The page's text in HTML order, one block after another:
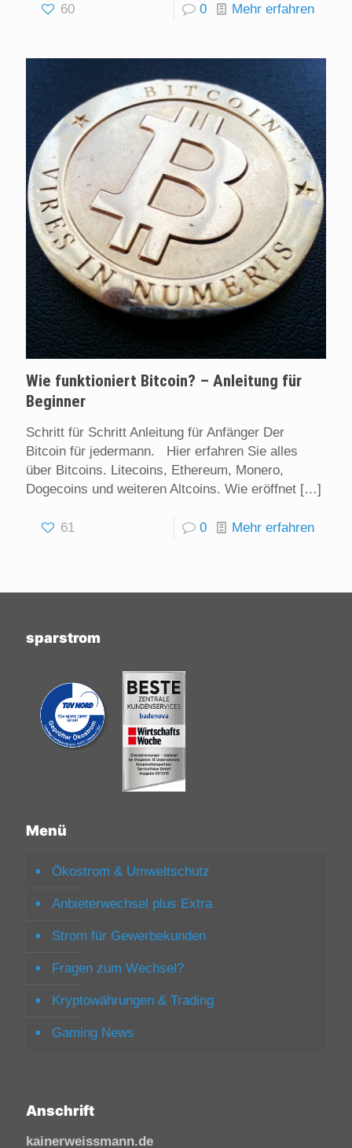
60 0 Mehr erfahren
Wie funktioniert Bitcoin? – Anleitung für
Beginner
Schritt für Schritt Anleitung für Anfänger Der
Bitcoin für jedermann. Hier erfahren Sie alles
über Bitcoins. Litecoins, Ethereum, Monero,
Dogecoins und weiteren Altcoins. Wie eröffnet […]
61 0 Mehr erfahren
sparstrom
Menü
Ökostrom & Umweltschutz
Anbieterwechsel plus Extra
Strom für Gewerbekunden
Fragen zum Wechsel?
Kryptowährungen & Trading
Gaming News
Anschrift
kainerweissmann.de